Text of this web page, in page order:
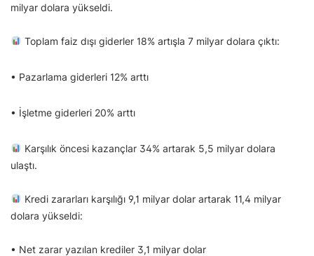
milyar dolara yükseldi.
Toplam faiz dışı giderler 18% artışla 7 milyar dolara çıktı:
• Pazarlama giderleri 12% arttı
• İşletme giderleri 20% arttı
Karşılık öncesi kazançlar 34% artarak 5,5 milyar dolara
ulaştı.
Kredi zararları karşılığı 9,1 milyar dolar artarak 11,4 milyar
dolara yükseldi:
• Net zarar yazılan krediler 3,1 milyar dolar